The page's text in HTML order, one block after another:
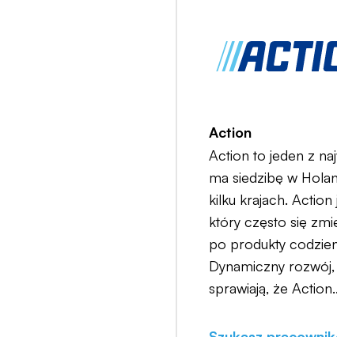
Action
Action to jeden z
ma siedzibę w
kilku krajach.
który często się
po produkty
Dynamiczny
sprawiają, że